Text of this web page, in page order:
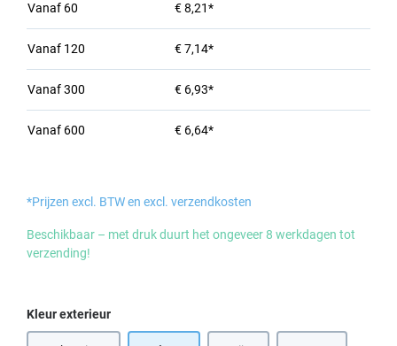
Vanaf 60 € 8,21*
Vanaf 120 € 7,14*
Vanaf300 € 6,93*
Vanaf 600 € 6,64*
*Prijzen excl. BTW en excl. verzendkosten
Beschikbaar – met druk duurt het ongeveer 8 werkdagen tot
verzending!
Selecteer
Kleur exterieur